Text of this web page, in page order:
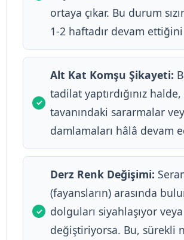
ortaya çıkar. Bu durum
1-2 haftadır devam
Alt Kat Komşu Şikayeti:
tadilat yaptırdığınız
tavanındaki sararmalar
damlamaları hâlâ devam
Derz Renk Değişimi:
(fayansların) arasında
dolguları siyahlaşıyor
değiştiriyorsa. Bu, sürekli